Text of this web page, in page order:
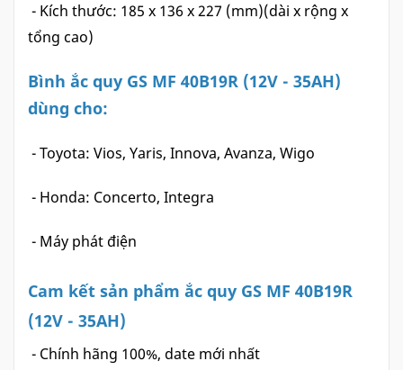
- Kích thước: 185 x 136 x 227 (mm)(dài x rộng x
tổng cao)
Bình ắc quy GS MF 40B19R (12V - 35AH)
dùng cho:
- Toyota: Vios, Yaris, Innova, Avanza, Wigo
- Honda: Concerto, Integra
- Máy phát điện
Cam kết sản phẩm ắc quy GS MF 40B19R
(12V - 35AH)
- Chính hãng 100%, date mới nhất